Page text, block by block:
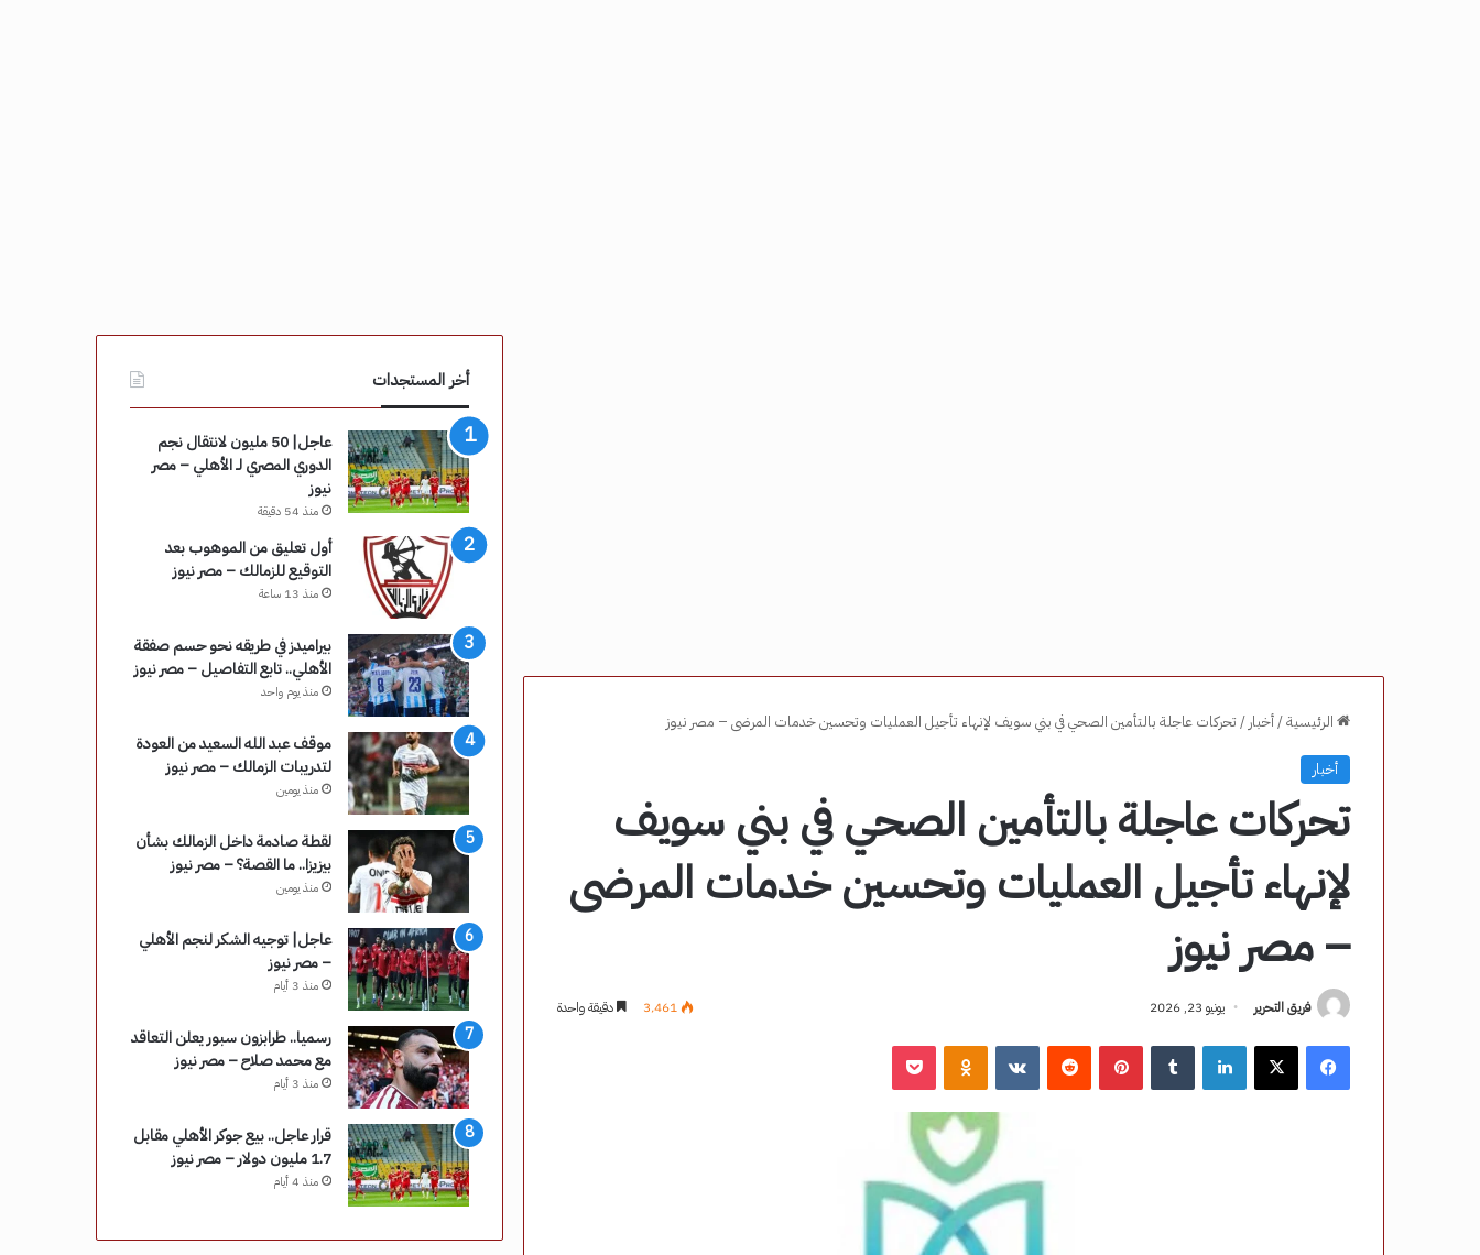
الرئيسية/أخبار / تحركات عاجلة بالتأمين الصحي في بني سويف لإنهاء تأجيل العمليات وتحسين خدمات المرضى – مصر نيوز
أخبار
تحركات عاجلة بالتأمين الصحي في بني سويف
لإنهاء تأجيل العمليات وتحسين خدمات المرضى
– مصر نيوز
فريق التحرير يونيو 23, 2026 3٬461 دقيقة واحدة
فيسبوك ‫X لينكدإن بينتيريست ‏VKontakte
أخر المستجدات
عاجل| 50 مليون لانتقال نجم
الدوري المصري لـ الأهلي – مصر
نيوز
منذ 54 دقيقة
أول تعليق من الموهوب بعد
التوقيع للزمالك – مصر نيوز
منذ 13 ساعة
بيراميدز في طريقه نحو حسم صفقة
الأهلي.. تابع التفاصيل – مصر نيوز
منذ يوم واحد
موقف عبد الله السعيد من العودة
لتدريبات الزمالك – مصر نيوز
منذ يومين
لقطة صادمة داخل الزمالك بشأن
بيزيزا.. ما القصة؟ – مصر نيوز
منذ يومين
عاجل| توجيه الشكر لنجم الأهلي
– مصر نيوز
منذ 3 أيام
رسميا.. طرابزون سبور يعلن التعاقد
مع محمد صلاح – مصر نيوز
منذ 3 أيام
قرار عاجل.. بيع جوكر الأهلي مقابل
1.7 مليون دولار – مصر نيوز
منذ 4 أيام